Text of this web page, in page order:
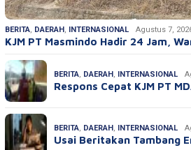
BERITA, DAERAH, INTERNASIONAL Agustus 7,
KJM PT Masmindo Hadir 24 Jam,
BERITA, DAERAH, INTERNASIONAL
Respons Cepat KJM PT
BERITA, DAERAH, INTERNASIONAL
Usai Beritakan Tambang